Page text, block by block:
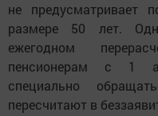
не предусматривает
размере 50 лет.
ежегодном
пенсионерам с 1
специально
пересчитают в